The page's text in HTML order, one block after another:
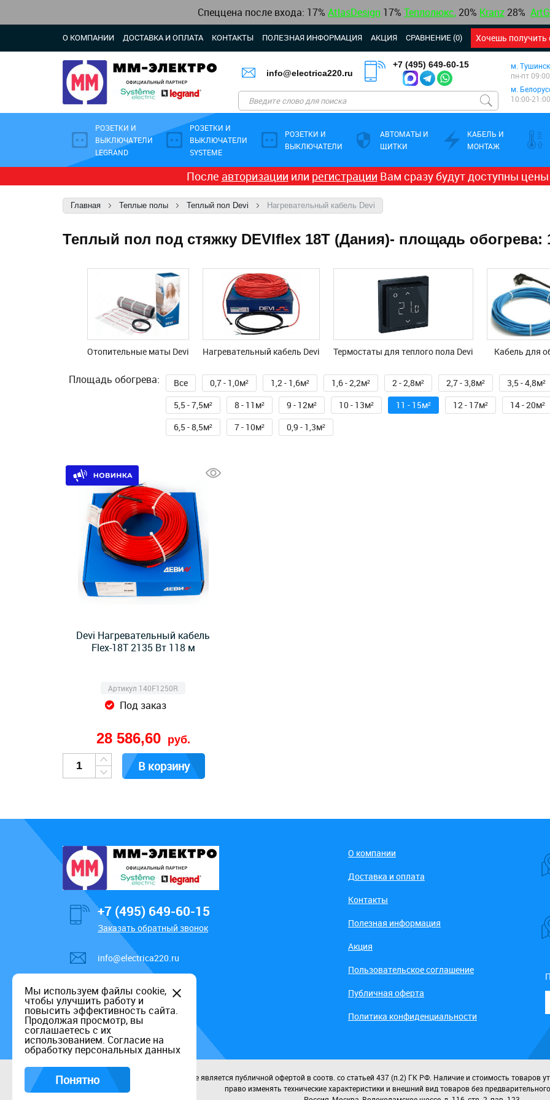
Спеццена после входа: 17% AtlasDesign 17% Теплолюкс, 20% Kranz 28%
О КОМПАНИИ ДОСТАВКА И ОПЛАТА КОНТАКТЫ ПОЛЕЗНАЯ ИНФОРМАЦИЯ АКЦИЯ СРАВНЕНИЕ (0) Хочешь получить
info@electrica220.ru
+7 (495) 649-60-15
м.
пн-пт
м.
10:00-
РОЗЕТКИ И
ВЫКЛЮЧАТЕЛИ
LEGRAND
РОЗЕТКИ И
ВЫКЛЮЧАТЕЛИ
SYSTEME
РОЗЕТКИ И
ВЫКЛЮЧАТЕЛИ
АВТОМАТЫ И
ЩИТКИ
КАБЕЛЬ И
МОНТАЖ
После авторизации или регистрации Вам сразу будут доступны
Главная Теплые полы Теплый пол Devi Нагревательный кабель Devi
Теплый пол под стяжку DEVIflex 18T (Дания)- площадь обогрева:
Отопительные маты Devi Нагревательный кабель Devi Термостаты для теплого пола Devi Kабель для
Площадь обогрева: Все 0,7 - 1,0м² 1,2 - 1,6м² 1,6 - 2,2м² 2 - 2,8м² 2,7 - 3,8м² 3,5 - 4,8м²
5,5 - 7,5м²
8 - 11м² 9 - 12м² 10 - 13м² 11 - 15м² 12 - 17м² 14 - 20м²
6,5 - 8,5м²
7 - 10м² 0,9 - 1,3м²
Devi Нагревательный кабель
Flex-18T 2135 Вт 118 м
Артикул 140F1250R
Под заказ
28 586,60 руб.
В корзину
+7 (495) 649-60-15
Заказать обратный звонок
info@electrica220.ru
О компании
Доставка и оплата
Контакты
Полезная информация
Акция
Пользовательское соглашение
Публичная оферта
Политика конфиденциальности
Данный информационный ресурс не является публичной офертой в соотв. со статьей 437 (п.2) ГК РФ. Наличие и стоимость товаров
право изменять технические характеристики и внешний вид товаров без
Мы используем файлы cookie,
чтобы улучшить работу и
повысить эффективность сайта.
Продолжая просмотр, вы
соглашаетесь с их
использованием. Согласие на
обработку персональных данных
Понятно